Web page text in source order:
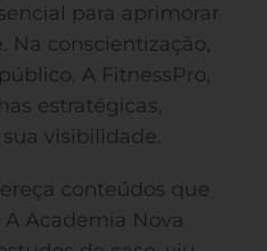
para aprimorar
Na conscientização,
A FitnessPro,
estratégicas,
visibilidade.
conteúdos que
Academia Nova